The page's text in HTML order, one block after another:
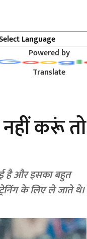
Powered by
Translate
करूं तो
है और इसका बहुत
के लिए ले जाते थे।